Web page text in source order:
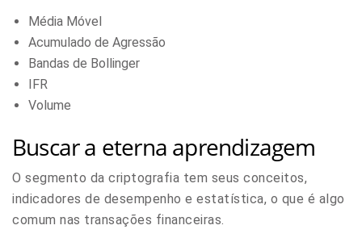
Média Móvel
Acumulado de Agressão
Bandas de Bollinger
IFR
Volume
Buscar a eterna aprendizagem
O segmento da criptografia tem seus conceitos,
indicadores de desempenho e estatística, o que é algo
comum nas transações financeiras.